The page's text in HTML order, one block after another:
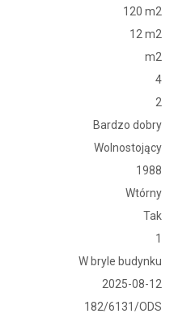
120 m2
12 m2
m2
4
2
Bardzo dobry
Wolnostojący
1988
Wtórny
Tak
1
W bryle budynku
2025-08-12
182/6131/ODS